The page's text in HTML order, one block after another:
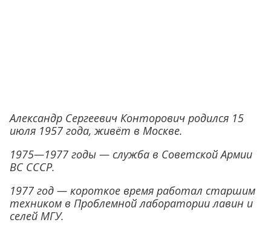
Александр Сергеевич Конторович родился 15
июля 1957 года, живёт в Москве.
1975—1977 годы — служба в Советской Армии
ВС СССР.
1977 год — короткое время работал старшим
техником в Проблемной лаборатории лавин и
селей МГУ.